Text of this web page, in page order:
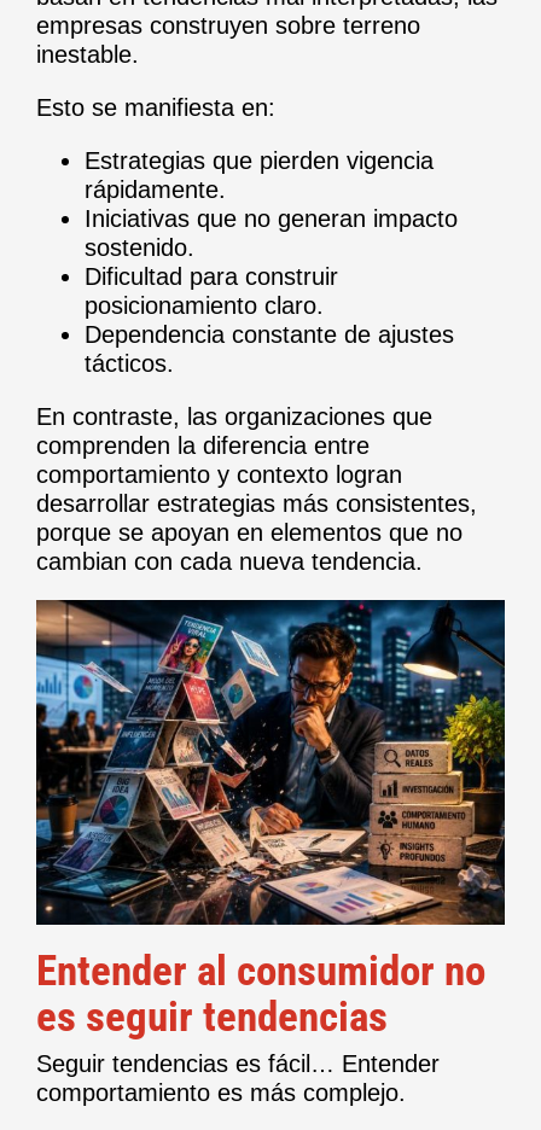
empresas construyen sobre terreno
inestable.
Esto se manifiesta en:
Estrategias que pierden vigencia
rápidamente.
Iniciativas que no generan impacto
sostenido.
Dificultad para construir
posicionamiento claro.
Dependencia constante de ajustes
tácticos.
En contraste, las organizaciones que
comprenden la diferencia entre
comportamiento y contexto logran
desarrollar estrategias más consistentes,
porque se apoyan en elementos que no
cambian con cada nueva tendencia.
Entender al consumidor no
es seguir tendencias
Seguir tendencias es fácil… Entender
comportamiento es más complejo.